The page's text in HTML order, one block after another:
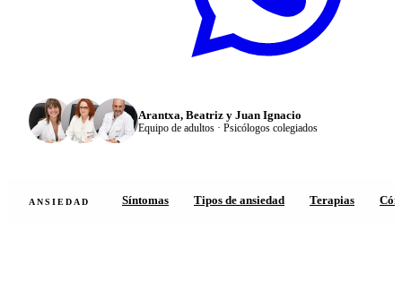
Arantxa, Beatriz y Juan Ignacio
Equipo de adultos · Psicólogos colegiados
ANSIEDAD Síntomas Tipos de ansiedad Terapias